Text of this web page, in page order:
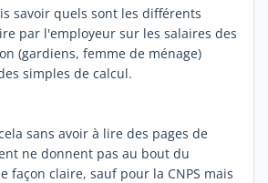
savoir quels sont les différents
par l'employeur sur les salaires des
(gardiens, femme de ménage)
simples de calcul.
cela sans avoir à lire des pages de
ne donnent pas au bout du
façon claire, sauf pour la CNPS mais